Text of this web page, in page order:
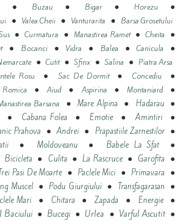
● Buzau ● Bigar ●Horezu ●
●Valea Cheii ●Vanturarita ● Barsa Grosetului
●Curmatura ●Manastirea Ramet●Cheita ●
● Bocanci●Vidra ● Balea ●Canicula ●
● Cutit● Sfinx ● Salina ● Piatra Arsa
Rosu ● Sac De Dormit●Concediu ●
Romica ●Aiud ●Aspirina ●Montaniard ●
Barsana ●Mare Alpina ● Hadarau●
Cabana Folea ●Emotie ●Amintiri●
Prahova ●Andrei ● Prapastiile Zarnestilor ●
●Moldoveanu ● Babele La Sfat ●
Bicicleta ● Culita ●La Rascruce● Garofita ●
Pasi De Moarte● Paclele Mici ● Primavara ●
Muscel● Podu Giurgiului ● Transfagarasan ●
Mari ● Chitara ●Zapada ● Energie●
Baciului● Bucegi ● Urlea ● Varful Ascutit●